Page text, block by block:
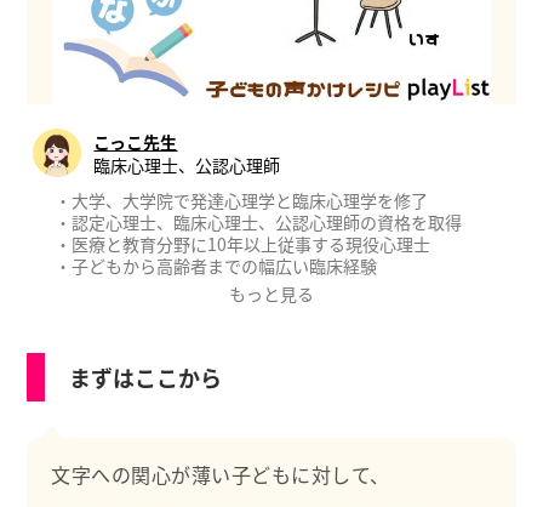
こっこ先生
臨床心理士、公認心理師
・大学、大学院で発達心理学と臨床心理学を修了
・認定心理士、臨床心理士、公認心理師の資格を取得
・医療と教育分野に10年以上従事する現役心理士
・子どもから高齢者までの幅広い臨床経験
・厚生労働省認可のもと公認心理師実習指導者として後
・教育委員会の教育相談
・国立、大学病院等の精神科、心療内科、神経科、児童
【職務経歴】
もっと見る
まずはここから
文字への関心が薄い子どもに対して、